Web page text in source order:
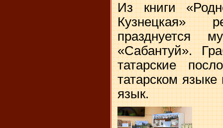
Из книги
Кузнецкая»
празднуется
«Сабантуй».
татарские
татарском
язык.